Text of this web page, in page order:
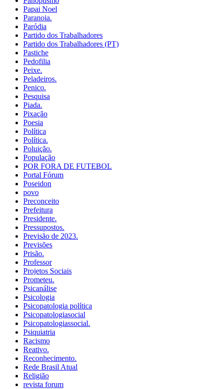
Papai Noel
Paranoia.
Paródia
Partido dos Trabalhadores
Partido dos Trabalhadores (PT)
Pastiche
Pedofilia
Peixe.
Peladeiros.
Penico.
Pesquisa
Piada.
Pixação
Poesia
Política
Política.
Poluição.
População
POR FORA DE FUTEBOL
Portal Fórum
Poseidon
povo
Preconceito
Prefeitura
Presidente.
Pressupostos.
Previsão de 2023.
Previsões
Prisão.
Professor
Projetos Sociais
Prometeu.
Psicanálise
Psicologia
Psicopatologia política
Psicopatologiasocial
Psicopatologiassocial.
Psiquiatria
Racismo
Reativo.
Reconhecimento.
Rede Brasil Atual
Religião
revista forum